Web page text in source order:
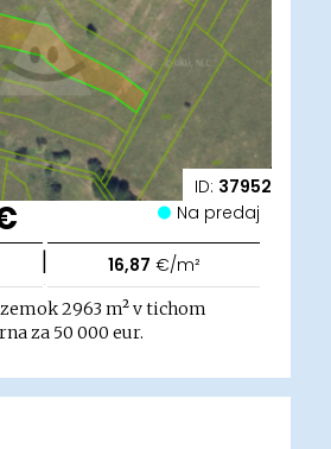
ID: 37952
Na predaj
| 16,87 €/m²
2963 m² v tichom
za 50 000 eur.